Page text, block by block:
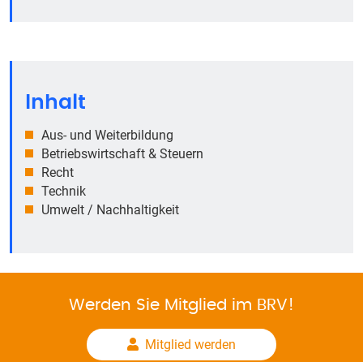
Inhalt
Aus- und Weiterbildung
Betriebswirtschaft & Steuern
Recht
Technik
Umwelt / Nachhaltigkeit
Werden Sie Mitglied im BRV!
Mitglied werden